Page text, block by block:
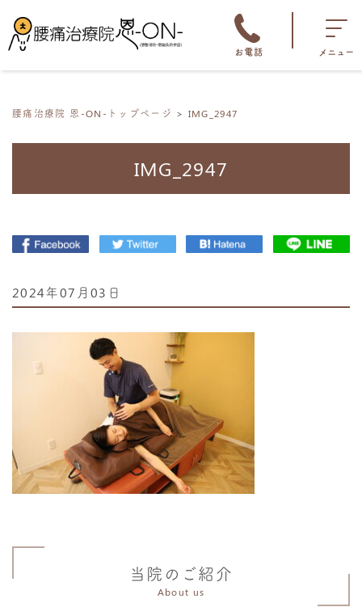
お電話 メニュー
腰痛治療院 恩-ON-トップページ IMG_2947
IMG_2947
2024年07月03日
当院のご紹介
About us